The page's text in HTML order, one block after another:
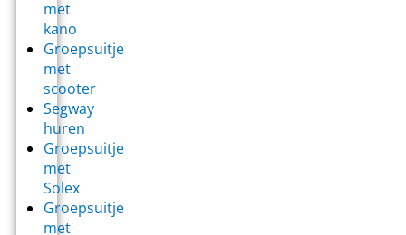
met
kano
Groepsuitje
met
scooter
Segway
huren
Groepsuitje
met
Solex
Groepsuitje
met